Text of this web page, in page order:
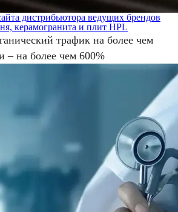
дистрибьютора ведущих брендов
керамогранита и плит HPL
трафик на более чем
– на более чем 600%